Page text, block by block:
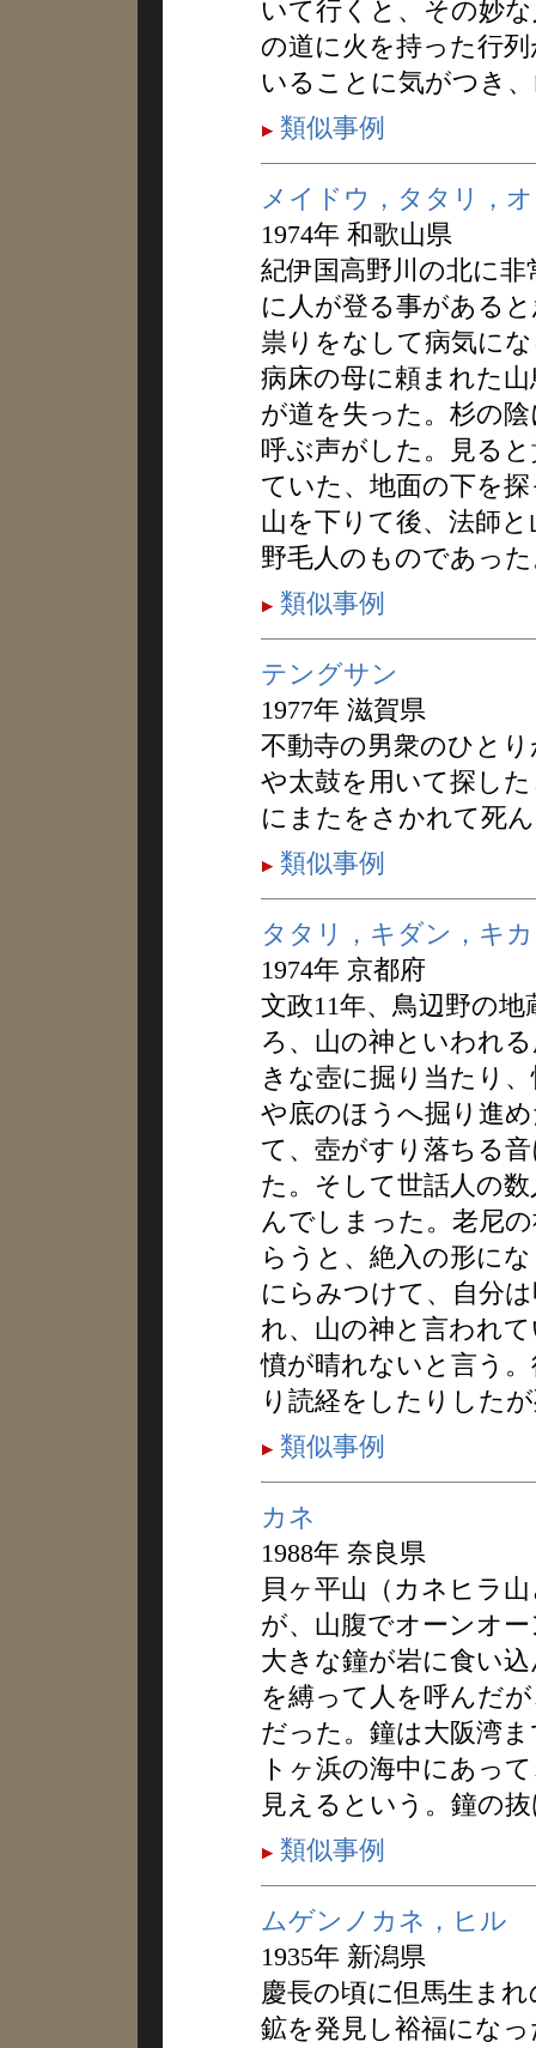
いて行くと、その妙
の道に火を持った行
いることに気がつき
類似事例
メイドウ，タタリ，
1974年 和歌山県
紀伊国高野川の北に
に人が登る事がある
祟りをなして病気に
病床の母に頼まれた
が道を失った。杉の
呼ぶ声がした。見る
ていた、地面の下を
山を下りて後、法師
野毛人のものであっ
類似事例
テングサン
1977年 滋賀県
不動寺の男衆のひと
や太鼓を用いて探し
にまたをさかれて死
類似事例
タタリ，キダン，キ
1974年 京都府
文政11年、鳥辺野の
ろ、山の神といわれ
きな壺に掘り当たり
や底のほうへ掘り進
て、壺がすり落ちる
た。そして世話人の
んでしまった。老尼
らうと、絶入の形に
にらみつけて、自分
れ、山の神と言われ
憤が晴れないと言う
り読経をしたりした
類似事例
カネ
1988年 奈良県
貝ヶ平山（カネヒラ
が、山腹でオーンオ
大きな鐘が岩に食い
を縛って人を呼んだ
だった。鐘は大阪湾
トヶ浜の海中にあっ
見えるという。鐘の
類似事例
ムゲンノカネ，ヒル
1935年 新潟県
慶長の頃に但馬生ま
鉱を発見し裕福にな